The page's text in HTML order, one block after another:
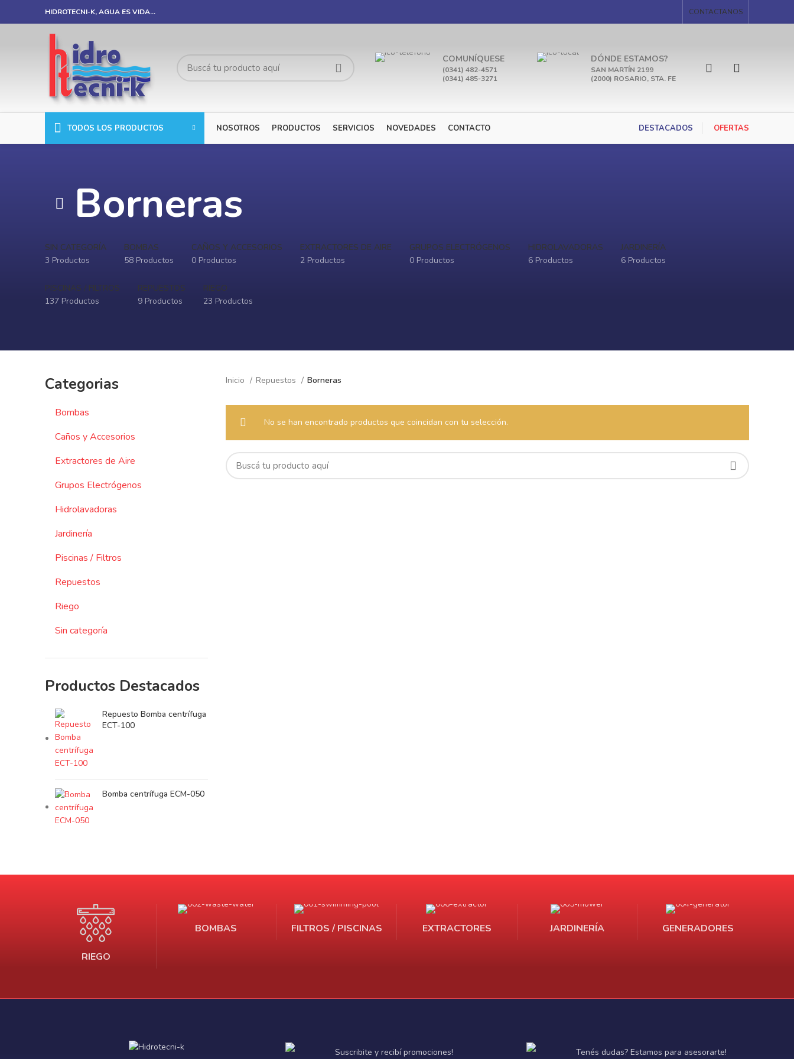
HIDROTECNI-K, AGUA ES VIDA… CONTACTANOS
COMUNÍQUESE
(0341) 482-4571
(0341) 485-3271
DÓNDE ESTAMOS?
SAN MARTÍN 2199
(2000) ROSARIO, STA. FE
TODOS LOS PRODUCTOS NOSOTROS PRODUCTOS SERVICIOS NOVEDADES CONTACTO DESTACADOS OFERTAS
Borneras
SIN CATEGORÍA
3 Productos
BOMBAS
58 Productos
CAÑOS Y ACCESORIOS
0 Productos
EXTRACTORES DE AIRE
2 Productos
GRUPOS ELECTRÓGENOS
0 Productos
HIDROLAVADORAS
6 Productos
JARDINERÍA
6 Productos
PISCINAS / FILTROS
137 Productos
REPUESTOS
9 Productos
RIEGO
23 Productos
Categorias
Bombas
Caños y Accesorios
Extractores de Aire
Grupos Electrógenos
Hidrolavadoras
Jardinería
Piscinas / Filtros
Repuestos
Riego
Sin categoría
Productos Destacados
Repuesto Bomba centrífuga
ECT-100
Bomba centrífuga ECM-050
Inicio Repuestos Borneras
No se han encontrado productos que coincidan con tu selección.
RIEGO
BOMBAS FILTROS / PISCINAS EXTRACTORES JARDINERÍA GENERADORES
Suscribite y recibí promociones! Tenés dudas? Estamos para asesorarte!